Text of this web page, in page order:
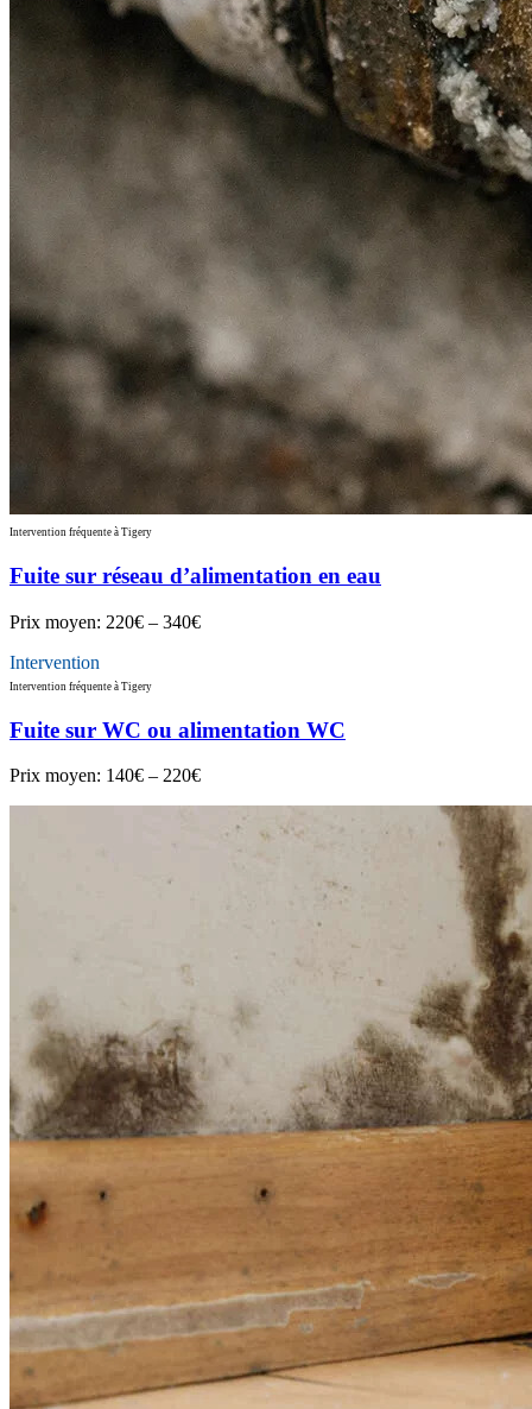
Intervention fréquente à Tigery
Fuite sur réseau d’alimentation en eau
Prix moyen: 220€ – 340€
Intervention
Intervention fréquente à Tigery
Fuite sur WC ou alimentation WC
Prix moyen: 140€ – 220€